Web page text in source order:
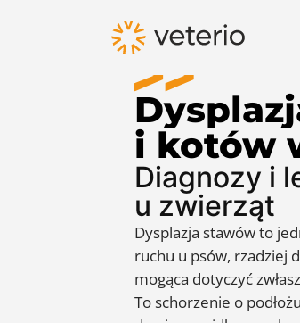
i kotów
Diagnozy i
u zwierząt
Dysplazja stawów to
ruchu u psów, rzadziej
mogąca dotyczyć
To schorzenie o